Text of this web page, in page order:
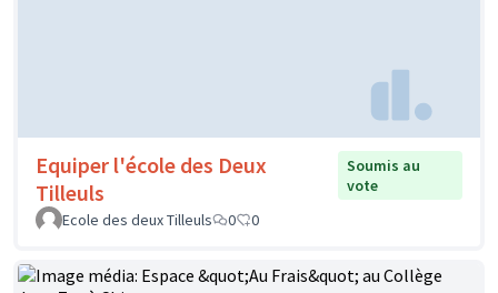
Equiper l'école des Deux
Tilleuls
Soumis au
vote
Ecole des deux Tilleuls
0 0